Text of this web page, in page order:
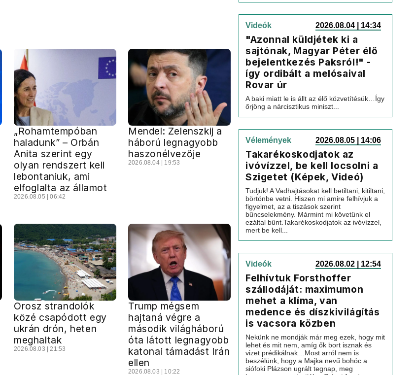
„Rohamtempóban
haladunk” – Orbán
Anita szerint egy
olyan rendszert kell
lebontaniuk, ami
elfoglalta az államot
2026.08.05 | 06:42
Mendel: Zelenszkij a
háború legnagyobb
haszonélvezője
2026.08.04 | 19:53
Orosz strandolók
közé csapódott egy
ukrán drón, heten
meghaltak
2026.08.03 | 21:53
Trump mégsem
hajtaná végre a
második világháború
óta látott legnagyobb
katonai támadást Irán
ellen
2026.08.03 | 10:22
Videók 2026.08.04 | 14:34
"Azonnal küldjétek ki a
sajtónak, Magyar Péter élő
bejelentkezés Paksról!" -
így ordibált a melósaival
Rovar úr
A baki miatt le is állt az élő közvetítésük…Így
őrjöng a nárcisztikus miniszt...
Vélemények 2026.08.05 | 14:06
Takarékoskodjatok az
ivóvízzel, be kell locsolni a
Szigetet (Képek, Videó)
Tudjuk! A Vadhajtásokat kell betiltani, kitiltani,
börtönbe vetni. Hiszen mi amire felhívjuk a
figyelmet, az a tiszások szerint
bűncselekmény. Mármint mi követünk el
ezáltal bűnt.Takarékoskodjatok az ivóvízzel,
mert be kell...
Videók 2026.08.02 | 12:54
Felhívtuk Forsthoffer
szállodáját: maximumon
mehet a klíma, van
medence és díszkivilágítás
is vacsora közben
Nekünk ne mondják már meg ezek, hogy mit
lehet és mit nem, amíg ők bort isznak és
vizet prédikálnak…Most arról nem is
beszélünk, hogy a Majka nevű bohóc a
siófoki Plázson ugrált tegnap, meg